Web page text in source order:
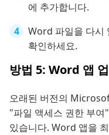
에 추가합니다.
Word 파일을 다시
확인하세요.
방법 5: Word 앱
오래된 버전의
"파일 액세스 권한 부
있습니다. Word 앱을